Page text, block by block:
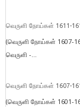
வெருளி நோய்கள் 1611-
(வெருளி நோய்கள் 1607-
வெருளி -...
வெருளி நோய்கள் 1607-
(வெருளி நோய்கள் 1601-